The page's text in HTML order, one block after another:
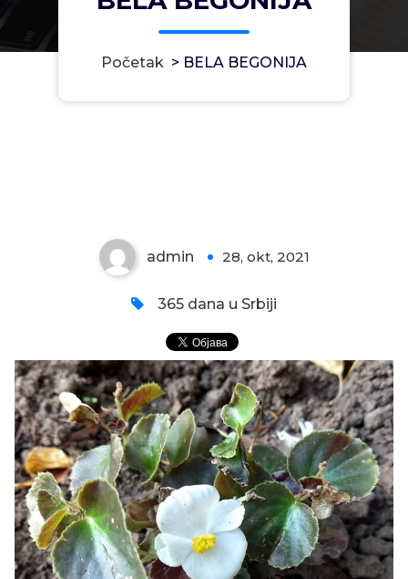
Početak > BELA BEGONIJA
admin 28, okt, 2021
365 dana u Srbiji